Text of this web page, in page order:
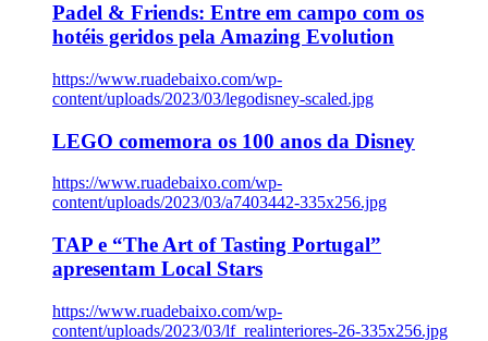
Padel & Friends: Entre em campo com os
hotéis geridos pela Amazing Evolution
https://www.ruadebaixo.com/wp-
content/uploads/2023/03/legodisney-scaled.jpg
LEGO comemora os 100 anos da Disney
https://www.ruadebaixo.com/wp-
content/uploads/2023/03/a7403442-335x256.jpg
TAP e “The Art of Tasting Portugal”
apresentam Local Stars
https://www.ruadebaixo.com/wp-
content/uploads/2023/03/lf_realinteriores-26-335x256.jpg